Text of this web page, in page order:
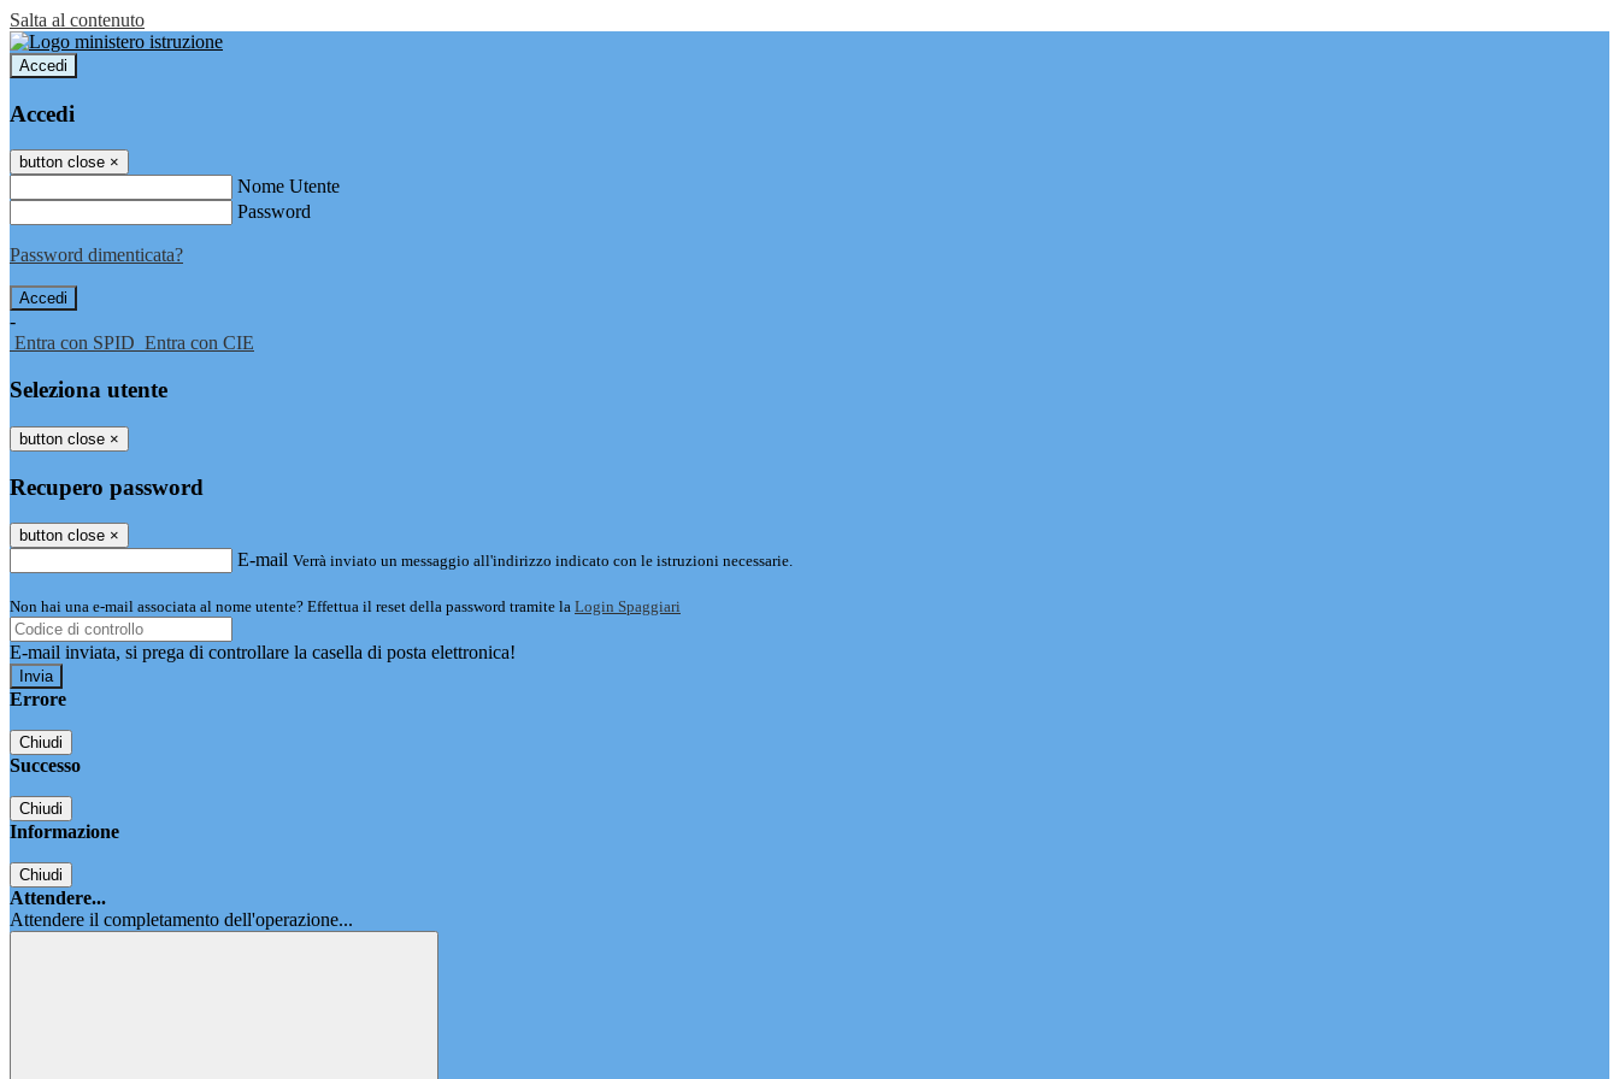
Salta al contenuto
Accedi
Accedi
button close ×
Nome Utente
Password
Password dimenticata?
-
Entra con SPID Entra con CIE
Seleziona utente
button close ×
Recupero password
button close ×
E-mail Verrà inviato un messaggio all'indirizzo indicato con le istruzioni necessarie.
Non hai una e-mail associata al nome utente? Effettua il reset della password tramite la Login Spaggiari
E-mail inviata, si prega di controllare la casella di posta elettronica!
Errore
Chiudi
Successo
Chiudi
Informazione
Chiudi
Attendere...
Attendere il completamento dell'operazione...